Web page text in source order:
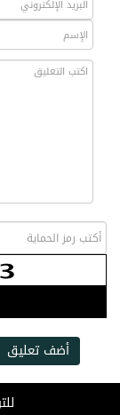
أضف تعليق